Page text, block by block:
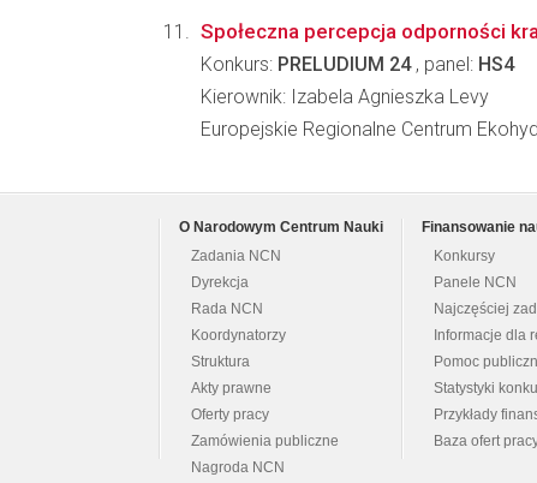
Społeczna percepcja odporności
Konkurs: PRELUDIUM 24, panel: HS4
Kierownik: Izabela Agnieszka Levy
Europejskie Regionalne Centrum
O Narodowym Centrum Nauki
Zadania NCN
Dyrekcja
Rada NCN
Koordynatorzy
Struktura
Akty prawne
Oferty pracy
Zamówienia publiczne
Nagroda NCN
Finansowanie
Konkursy
Panele NCN
Najczęściej
Informacje dla
Pomoc
Statystyki
Przykłady
Baza ofert